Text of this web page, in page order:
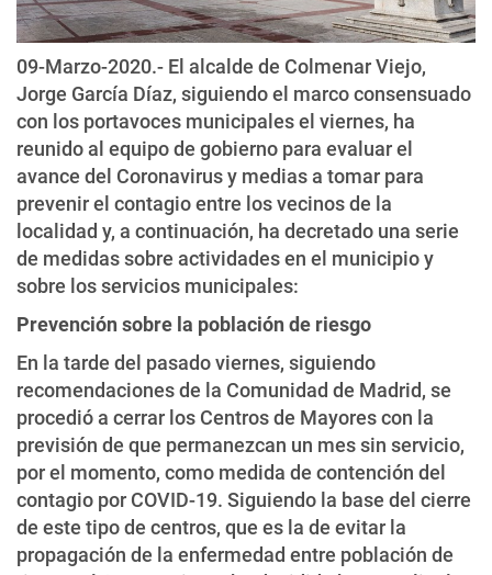
09-Marzo-2020.- El alcalde de Colmenar Viejo,
Jorge García Díaz, siguiendo el marco consensuado
con los portavoces municipales el viernes, ha
reunido al equipo de gobierno para evaluar el
avance del Coronavirus y medias a tomar para
prevenir el contagio entre los vecinos de la
localidad y, a continuación, ha decretado una serie
de medidas sobre actividades en el municipio y
sobre los servicios municipales:
Prevención sobre la población de riesgo
En la tarde del pasado viernes, siguiendo
recomendaciones de la Comunidad de Madrid, se
procedió a cerrar los Centros de Mayores con la
previsión de que permanezcan un mes sin servicio,
por el momento, como medida de contención del
contagio por COVID-19. Siguiendo la base del cierre
de este tipo de centros, que es la de evitar la
propagación de la enfermedad entre población de